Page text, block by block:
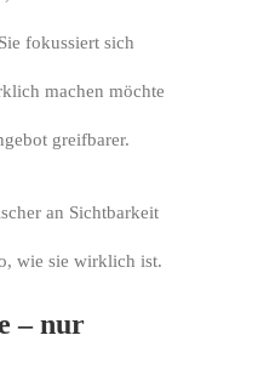
fokussiert sich
machen möchte
greifbarer.
an Sichtbarkeit
wie sie wirklich ist.
– nur